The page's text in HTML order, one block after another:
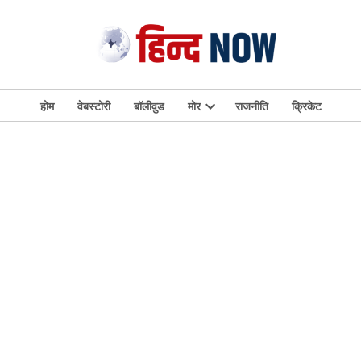
होम वेबस्टोरी बॉलीवुड मोर
Open
राजनीति क्रिकेट